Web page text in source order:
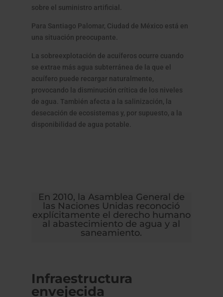
sobre el suministro artificial.
Para Santiago Palomar, Ciudad de México está en
una situación preocupante.
La sobreexplotación de acuíferos ocurre cuando
se extrae más agua subterránea de la que el
acuífero puede recargar naturalmente,
provocando la disminución crítica de los niveles
de agua. También afecta a la salinización, la
desecación de ecosistemas y, por supuesto, a la
disponibilidad de agua potable.
En 2010, la Asamblea General de
las Naciones Unidas reconoció
explícitamente el derecho humano
al abastecimiento de agua y al
saneamiento.
Infraestructura
envejecida